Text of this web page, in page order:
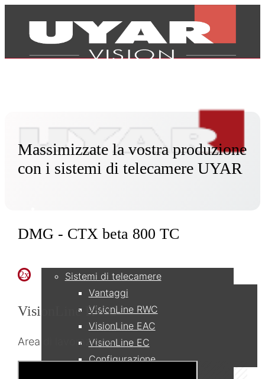
Prodotti
Sistemi di telecamere
Vantaggi
VisionLine RWC
VisionLine EAC
VisionLine EC
Configurazione
Massimizzate la vostra produzione
con i sistemi di telecamere UYAR
DMG - CTX beta 800 TC
2x
VisionLine RWC
Area di lavorazione